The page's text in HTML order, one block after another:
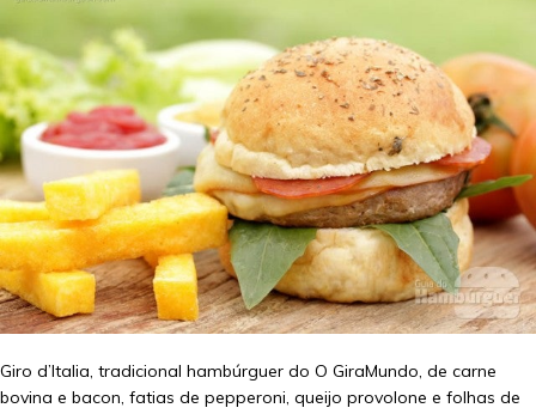
Giro d’Italia, tradicional hambúrguer do O GiraMundo, de carne
bovina e bacon, fatias de pepperoni, queijo provolone e folhas de